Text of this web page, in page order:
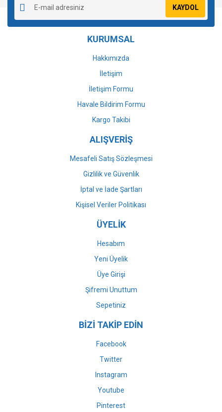
Ürün açıklamasında eksik bilgiler bulunuyor.
Ürün bilgilerinde hatalar bulunuyor.
Ürün fiyatı diğer sitelerden daha pahalı.
Gönder
KAYDOL
KURUMSAL
Hakkımızda
İletişim
İletişim Formu
Havale Bildirim Formu
Kargo Takibi
ALIŞVERİŞ
Mesafeli Satış Sözleşmesi
Gizlilik ve Güvenlik
İptal ve İade Şartları
Kişisel Veriler Politikası
ÜYELİK
Hesabım
Yeni Üyelik
Üye Girişi
Şifremi Unuttum
Sepetiniz
BİZİ TAKİP EDİN
Facebook
Twitter
Instagram
Youtube
Pinterest